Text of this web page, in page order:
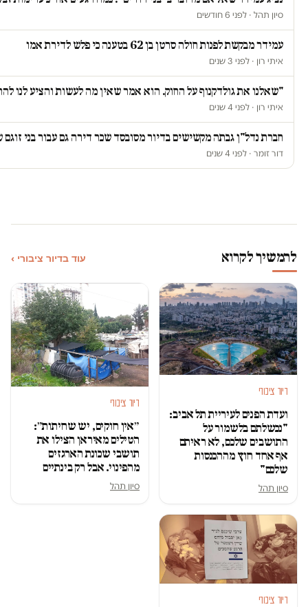
סיון תהל · לפני 6 חודשים
עמידר מבקשת לפנות חולה סרטן בן 62 בטענה כי פלש לדירת אמו
איתי רון · לפני 3 שנים
"שאלנו את גולדקנוף על החוק. הוא אמר שאין מה לעשות והציע לנו
איתי רון · לפני 4 שנים
חברת נדל"ן גבתה מקשישים בדיור מסובסד שכר דירה גם עבור בני זוגם
דור זומר · לפני 4 שנים
להמשיך לקרוא עוד בדיור ציבורי ›
דיור ציבורי
ועדת הפנים לעיריית תל אביב:
"נכשלתם בלשמור על
התושבים שלכם, לא ראיתם
אף אחד חוץ מההכנסות
שלכם"
סיון תהל
דיור ציבורי
״אין חוקים, יש שחיתות״:
הטילים מאיראן הצילו את
תושבי שכונת הארגזים
מהפינוי. אבל רק בינתיים
סיון תהל
דיור ציבורי